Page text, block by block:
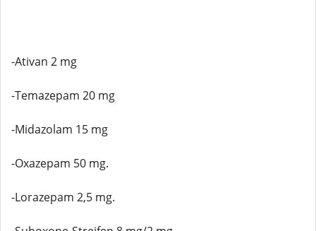
-Ativan 2 mg
-Temazepam 20 mg
-Midazolam 15 mg
-Oxazepam 50 mg.
-Lorazepam 2,5 mg.